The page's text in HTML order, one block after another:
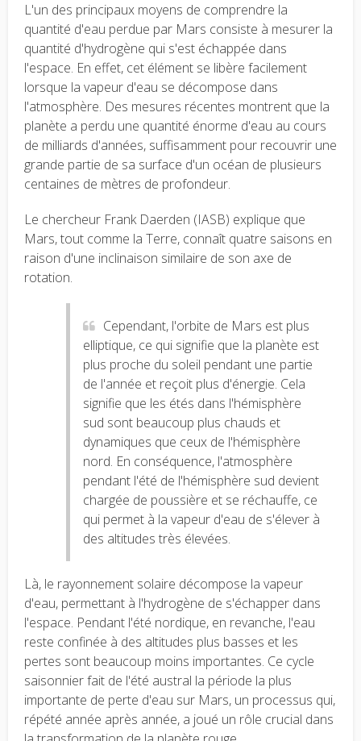
L'un des principaux moyens de comprendre la
quantité d'eau perdue par Mars consiste à mesurer la
quantité d'hydrogène qui s'est échappée dans
l'espace. En effet, cet élément se libère facilement
lorsque la vapeur d'eau se décompose dans
l'atmosphère. Des mesures récentes montrent que la
planète a perdu une quantité énorme d'eau au cours
de milliards d'années, suffisamment pour recouvrir une
grande partie de sa surface d'un océan de plusieurs
centaines de mètres de profondeur.
Le chercheur Frank Daerden (IASB) explique que
Mars, tout comme la Terre, connaît quatre saisons en
raison d'une inclinaison similaire de son axe de
rotation.
Cependant, l'orbite de Mars est plus
elliptique, ce qui signifie que la planète est
plus proche du soleil pendant une partie
de l'année et reçoit plus d'énergie. Cela
signifie que les étés dans l'hémisphère
sud sont beaucoup plus chauds et
dynamiques que ceux de l'hémisphère
nord. En conséquence, l'atmosphère
pendant l'été de l'hémisphère sud devient
chargée de poussière et se réchauffe, ce
qui permet à la vapeur d'eau de s'élever à
des altitudes très élevées.
Là, le rayonnement solaire décompose la vapeur
d'eau, permettant à l'hydrogène de s'échapper dans
l'espace. Pendant l'été nordique, en revanche, l'eau
reste confinée à des altitudes plus basses et les
pertes sont beaucoup moins importantes. Ce cycle
saisonnier fait de l'été austral la période la plus
importante de perte d'eau sur Mars, un processus qui,
répété année après année, a joué un rôle crucial dans